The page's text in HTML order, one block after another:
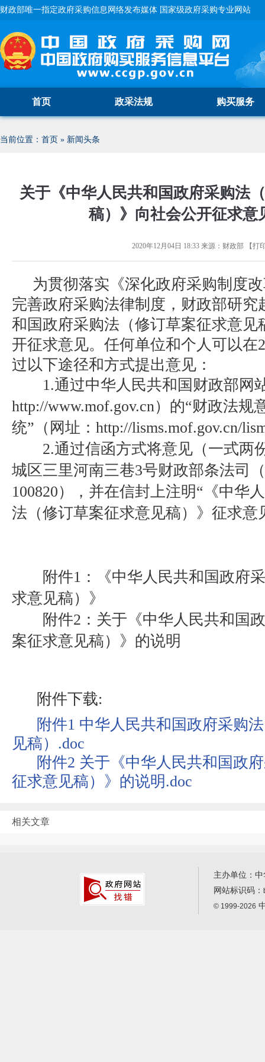
财政部唯一指定政府采购信息网络发布媒体 国家级政府采购专业网站
首页 政采法规 购买服务
当前位置： 首页 » 新闻头条
关于《中华人民共和国政府采购法
稿）》向社会公开征求意
2020年12月04日 18:33来源： 财政部【打
为贯彻落实《深化政府采购制度
完善政府采购法律制度，财政部研究
和国政府采购法（修订草案征求意见
开征求意见。任何单位和个人可以在
过以下途径和方式提出意见：
1.通过中华人民共和国财政部网
http://www.mof.gov.cn）的“财政法规
统”（网址：http://lisms.mof.gov.cn/
2.通过信函方式将意见（一式两
城区三里河南三巷3号财政部条法司
100820），并在信封上注明“《中华
法（修订草案征求意见稿）》征求意
附件1：《中华人民共和国政府采
求意见稿）》
附件2：关于《中华人民共和国政
案征求意见稿）》的说明
附件下载:
附件1 中华人民共和国政府采购
见稿）.doc
附件2 关于《中华人民共和国政
征求意见稿）》的说明.doc
相关文章
主办单位：
网站标识码：
© 1999-2026